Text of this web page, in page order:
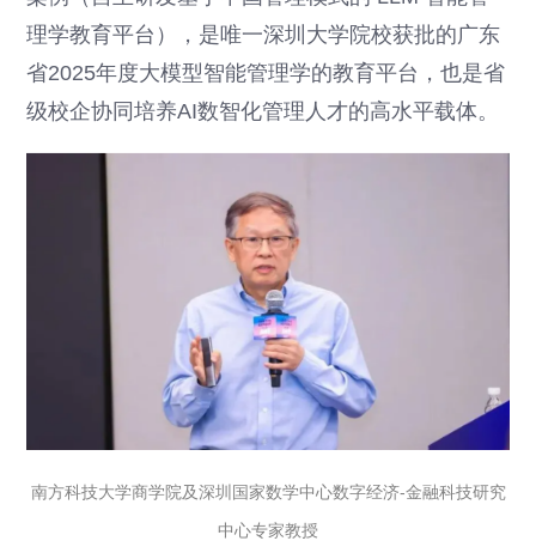
理学教育平台），是唯一深圳大学院校获批的广东
省2025年度大模型智能管理学的教育平台，也是省
级校企协同培养AI数智化管理人才的高水平载体。
南方科技大学商学院及深圳国家数学中心数字经济-金融科技研究
中心专家教授